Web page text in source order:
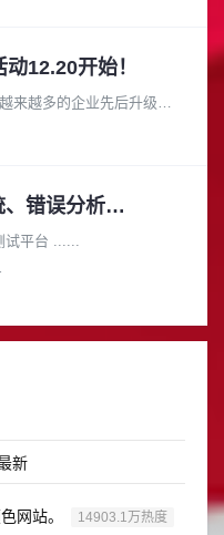
12.20开始！
来越多的企业先后升级部
在如今的这个信息时代，
Testin全面升级了报告系统、错误分析系统。
Testin云测试移动App真机自动化云测试平台 ......
新
网站。 14903.1万热度